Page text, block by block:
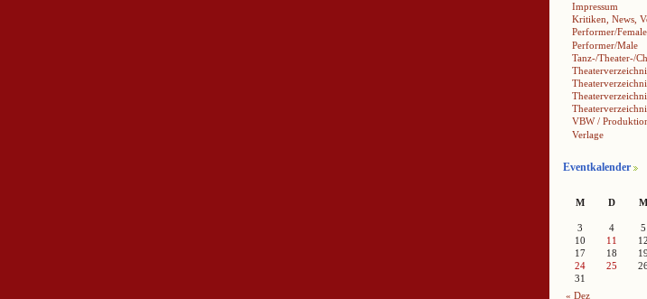
Impressum
Kritiken, News,
Performer/Female
Performer/Male
Tanz-/Theater-/
VBW /
Verlage
Eventkalender
M
D M
3
4 5
10
11 12
17
18 19
24
25
31
« Dez